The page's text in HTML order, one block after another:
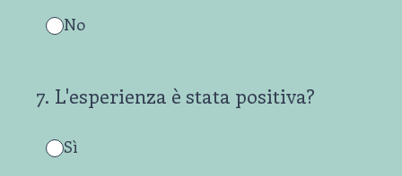
No
7. L'esperienza è stata positiva?
Sì